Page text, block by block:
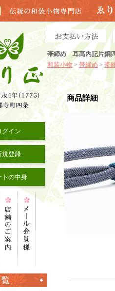
帯締め 耳高内記片銅
和装小物 > 帯締め > 帯
グイン
規登録
トの中身
商品詳細